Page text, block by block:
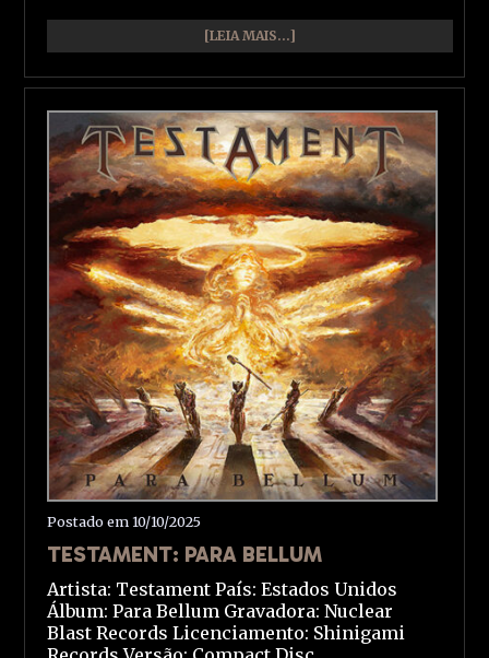
[LEIA MAIS...]
Postado em 10/10/2025
TESTAMENT: PARA BELLUM
Artista: Testament País: Estados Unidos
Álbum: Para Bellum Gravadora: Nuclear
Blast Records Licenciamento: Shinigami